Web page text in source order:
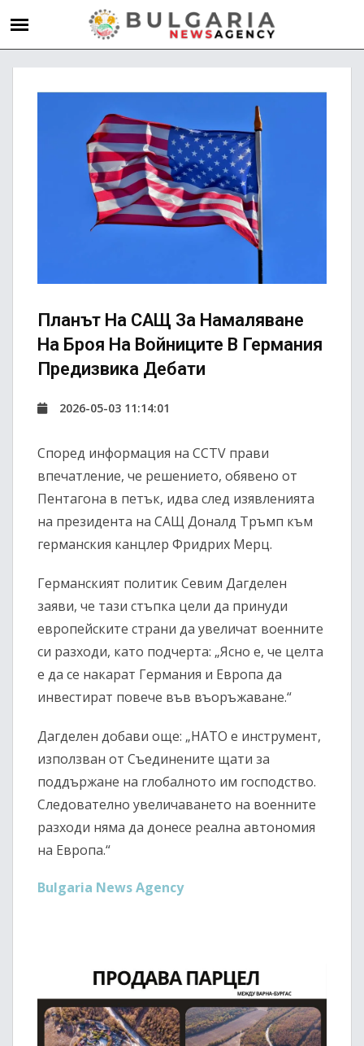
Планът На САЩ За Намаляване
На Броя На Войниците В Германия
Предизвика Дебати
2026-05-03 11:14:01
Според информация на CCTV прави
впечатление, че решението, обявено от
Пентагона в петък, идва след изявленията
на президента на САЩ Доналд Тръмп към
германския канцлер Фридрих Мерц.
Германският политик Севим Дагделен
заяви, че тази стъпка цели да принуди
европейските страни да увеличат военните
си разходи, като подчерта: „Ясно е, че целта
е да се накарат Германия и Европа да
инвестират повече във въоръжаване.“
Дагделен добави още: „НАТО е инструмент,
използван от Съединените щати за
поддържане на глобалното им господство.
Следователно увеличаването на военните
разходи няма да донесе реална автономия
на Европа.“
Bulgaria News Agency